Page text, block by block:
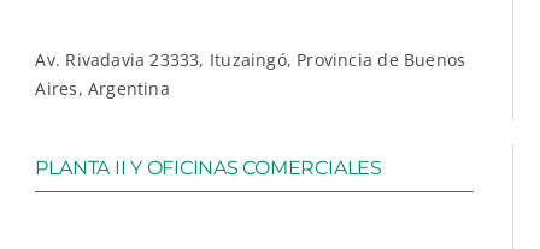
Av. Rivadavia 23333, Ituzaingó, Provincia de Buenos
Aires, Argentina
PLANTA II Y OFICINAS COMERCIALES